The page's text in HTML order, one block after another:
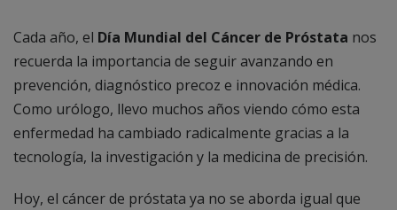
Cada año, el Día Mundial del Cáncer de Próstata nos
recuerda la importancia de seguir avanzando en
prevención, diagnóstico precoz e innovación médica.
Como urólogo, llevo muchos años viendo cómo esta
enfermedad ha cambiado radicalmente gracias a la
tecnología, la investigación y la medicina de precisión.
Hoy, el cáncer de próstata ya no se aborda igual que